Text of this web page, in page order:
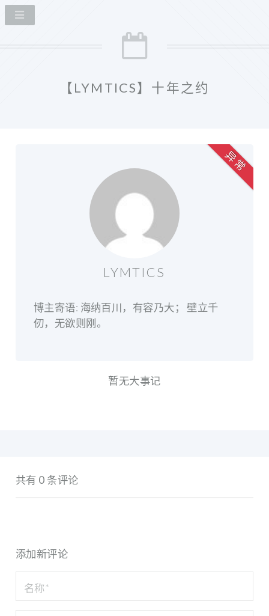
【LYMTICS】十年之约
LYMTICS
博主寄语: 海纳百川，有容乃大； 壁立千
仞，无欲则刚。
异 常
暂无大事记
共有 0 条评论
添加新评论